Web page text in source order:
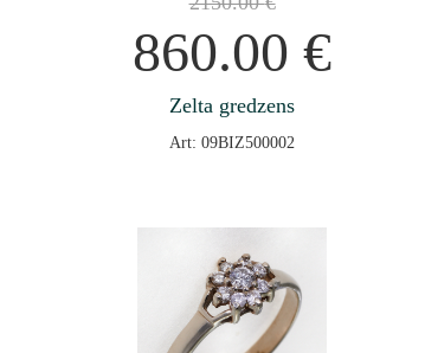
860.00€
Zelta gredzens
Art: 09BIZ500002